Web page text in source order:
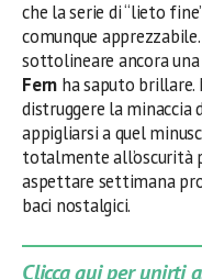
che la serie di “lieto
comunque
sottolineare ancora
Fern ha saputo brillare.
distruggere la minaccia
appigliarsi a quel
totalmente all’oscurità
aspettare settimana
baci nostalgici.
Clicca qui per unirti